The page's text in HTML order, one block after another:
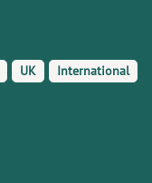
UK International